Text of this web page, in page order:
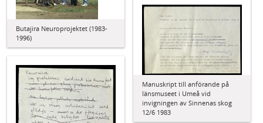
Butajira Neuroprojektet (1983-
1996)
Manuskript till anförande på
länsmuseet i Umeå vid
invigningen av Sinnenas skog
12/6 1983